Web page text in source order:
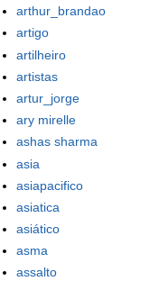
arthur_brandao
artigo
artilheiro
artistas
artur_jorge
ary mirelle
ashas sharma
asia
asiapacifico
asiatica
asiático
asma
assalto